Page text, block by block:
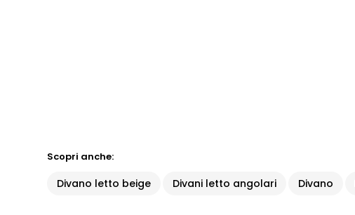
Scopri anche:
Divano letto beige Divani letto angolari Divano